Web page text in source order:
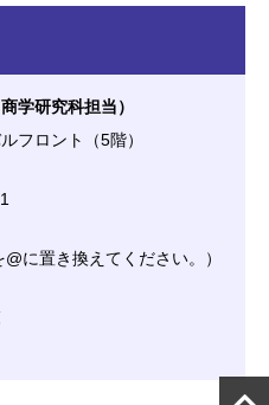
学研究科担当）
フロント（5階）
に置き換えてください。）